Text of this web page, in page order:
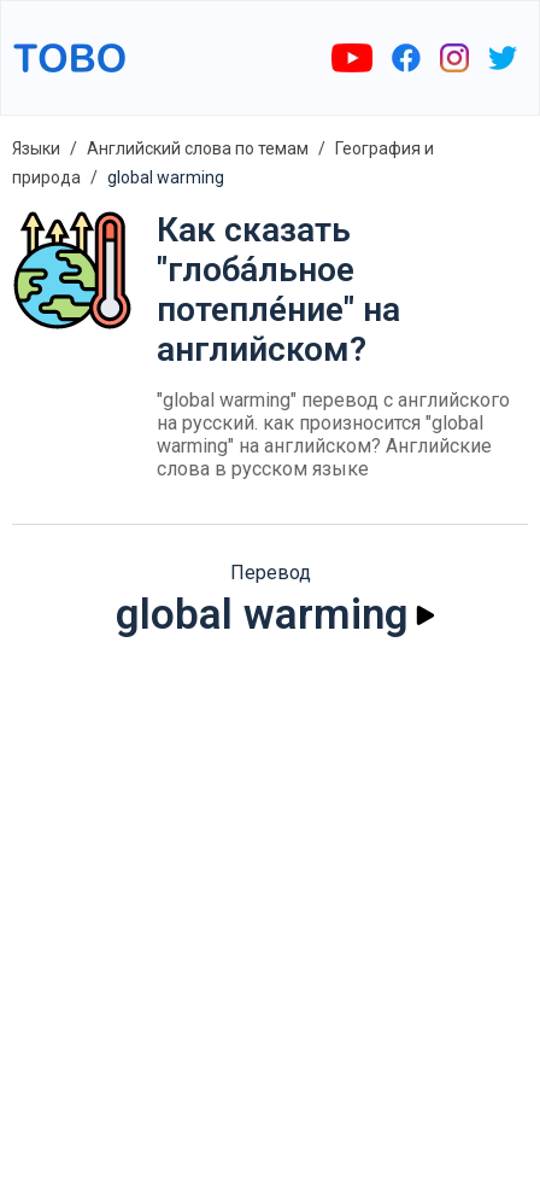
Языки Английский слова по темам
География и
природа
global warming
Как сказать
"глоба́льное
потепле́ние" на
английском?
"global warming" перевод с английского
на русский. как произносится "global
warming" на английском? Английские
слова в русском языке
Перевод
global warming